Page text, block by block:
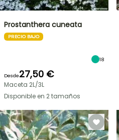
Prostanthera cuneata
PRECIO BAJO
18
Desde27,50 €
Maceta 2L/3L
Disponible en 2 tamaños